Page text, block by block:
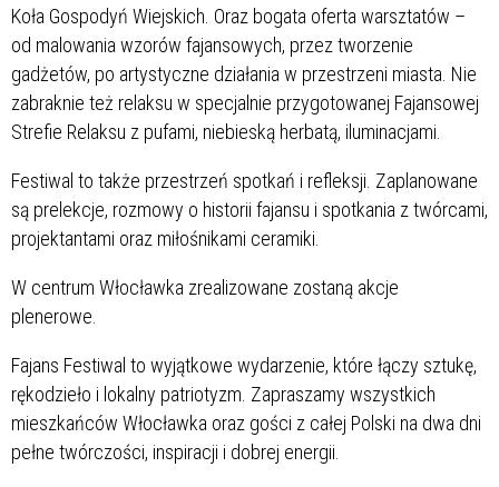
Koła Gospodyń Wiejskich. Oraz bogata oferta warsztatów –
od malowania wzorów fajansowych, przez tworzenie
gadżetów, po artystyczne działania w przestrzeni miasta. Nie
zabraknie też relaksu w specjalnie przygotowanej Fajansowej
Strefie Relaksu z pufami, niebieską herbatą, iluminacjami.
Festiwal to także przestrzeń spotkań i refleksji. Zaplanowane
są prelekcje, rozmowy o historii fajansu i spotkania z twórcami,
projektantami oraz miłośnikami ceramiki.
W centrum Włocławka zrealizowane zostaną akcje
plenerowe.
Fajans Festiwal to wyjątkowe wydarzenie, które łączy sztukę,
rękodzieło i lokalny patriotyzm. Zapraszamy wszystkich
mieszkańców Włocławka oraz gości z całej Polski na dwa dni
pełne twórczości, inspiracji i dobrej energii.